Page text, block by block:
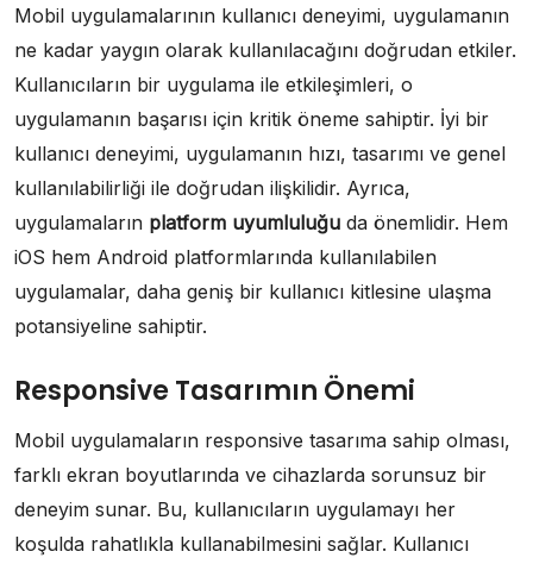
Mobil uygulamalarının kullanıcı deneyimi, uygulamanın
ne kadar yaygın olarak kullanılacağını doğrudan etkiler.
Kullanıcıların bir uygulama ile etkileşimleri, o
uygulamanın başarısı için kritik öneme sahiptir. İyi bir
kullanıcı deneyimi, uygulamanın hızı, tasarımı ve genel
kullanılabilirliği ile doğrudan ilişkilidir. Ayrıca,
uygulamaların platform uyumluluğu da önemlidir. Hem
iOS hem Android platformlarında kullanılabilen
uygulamalar, daha geniş bir kullanıcı kitlesine ulaşma
potansiyeline sahiptir.
Responsive Tasarımın Önemi
Mobil uygulamaların responsive tasarıma sahip olması,
farklı ekran boyutlarında ve cihazlarda sorunsuz bir
deneyim sunar. Bu, kullanıcıların uygulamayı her
koşulda rahatlıkla kullanabilmesini sağlar. Kullanıcı